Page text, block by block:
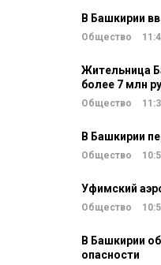
В Башкирии
Общество
Жительница
более 7 млн
Общество
В Башкирии
Общество
Уфимский
Общество
В Башкирии
опасности